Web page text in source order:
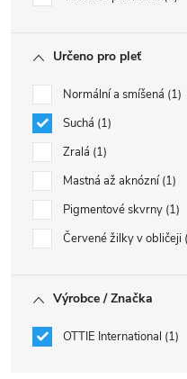
Určeno pro pleť
Normální a smíšená 1
Suchá 1
Zralá 1
Mastná až aknózní 1
Pigmentové skvrny 1
Červené žilky v obličeji
Výrobce / Značka
OTTIE International 1